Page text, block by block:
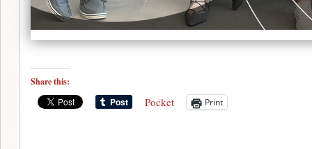
Share this:
Pocket Print